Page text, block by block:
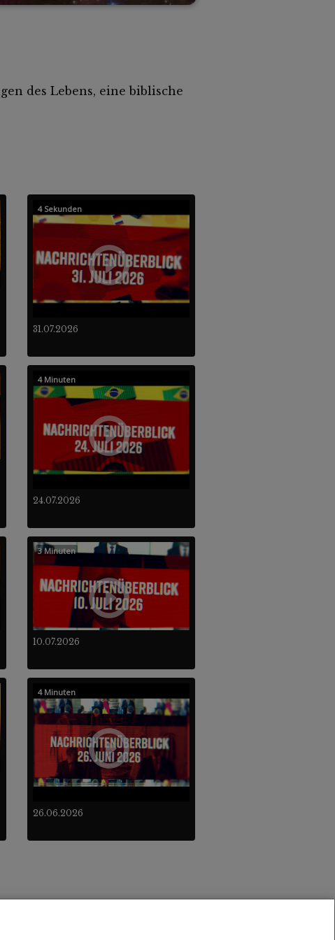
des Lebens, eine biblische
31.07.2026
4 Sekunden
24.07.2026
4 Minuten
10.07.2026
3 Minuten
26.06.2026
4 Minuten